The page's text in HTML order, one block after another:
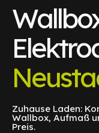
Zuhause Laden:
Wallbox, Aufmaß
Preis.